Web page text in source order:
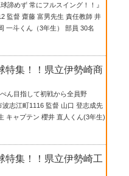
諦めず 常にフルスイング！！』
監督 齋藤 富男先生 責任教師 井
一斗くん（3年生） 部員 30名
特集！！県立伊勢崎商
ん目指して初戦から全員野
志江町1116 監督 山口 登志成先
キャプテン 櫻井 直人くん(3年生)
特集！！県立伊勢崎工